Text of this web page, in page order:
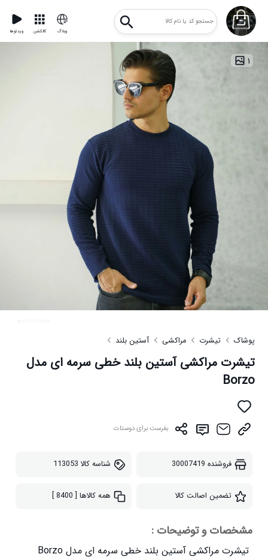
ویدئوها کالکشن وبلاگ
۱
پوشاک تیشرت مراکشی آستین بلند
تیشرت مراکشی آستین بلند خطی سرمه ای مدل
Borzo
بفرست برای دوستات
فروشنده 30007419 شناسه کالا 113053
تضمین اصالت کالا همه کالاها [ 8400 ]
مشخصات و توضیحات :